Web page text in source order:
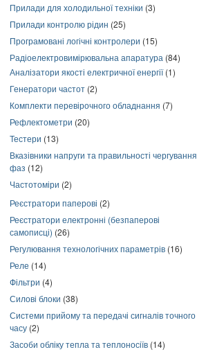
Прилади для холодильної техніки (3)
Прилади контролю рідин (25)
Програмовані логічні контролери (15)
Радіоелектровимірювальна апаратура (84)
Аналізатори якості електричної енергії(1)
Генератори частот (2)
Комплекти перевірочного обладнання (7)
Рефлектометри (20)
Тестери (13)
Вказівники напруги та правильності чергування
фаз (12)
Частотоміри (2)
Реєстратори паперові (2)
Реєстратори електронні (безпаперові
самописці) (26)
Регулювання технологічних параметрів (16)
Реле (14)
Фільтри (4)
Силові блоки (38)
Системи прийому та передачі сигналів точного
часу (2)
Засоби обліку тепла та теплоносіїв (14)